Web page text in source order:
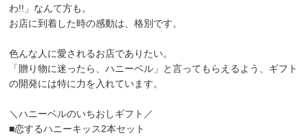
わ!!」なんて方も。
お店に到着した時の感動は、格別です。
色んな人に愛されるお店でありたい。
「贈り物に迷ったら、ハニーベル」と言ってもらえるよう、ギフト
の開発には特に力を入れています。
＼ハニーベルのいちおしギフト／
■恋するハニーキッス2本セット